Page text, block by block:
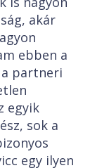
akár
ebben a
a partneri
egyik
sok a
egy ilyen